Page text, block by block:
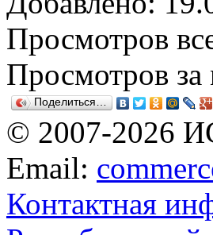
Просмотров
Просмотров за
Поделиться…
© 2007-2026
Email:
Контактная